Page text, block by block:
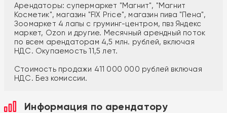
Арендаторы: супермаркет "Магнит", "Магнит
Косметик", магазин "FIX Price", магазин пива "Пена",
Зоомаркет 4 лапы с груминг-центром, пвз Яндекс
маркет, Ozon и другие. Месячный арендный поток
по всем арендаторам 4,5 млн. рублей, включая
НДС. Окупаемость 11,5 лет.
Стоимость продажи 411 000 000 рублей включая
НДС. Без комиссии.
Информация по арендатору